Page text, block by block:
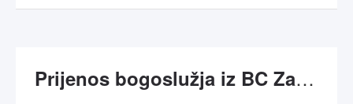
Prijenos bogoslužja iz BC Zagreb-Radićeva na HTV1